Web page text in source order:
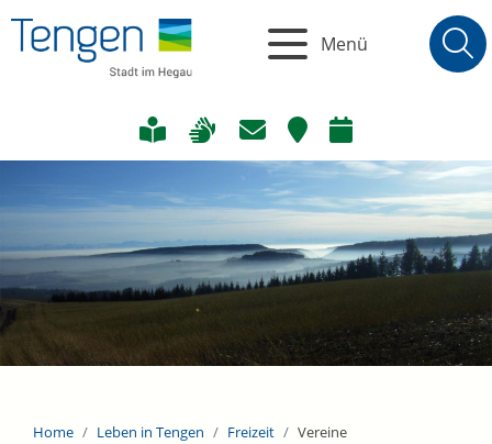
Menü
Home Leben in Tengen Freizeit Vereine